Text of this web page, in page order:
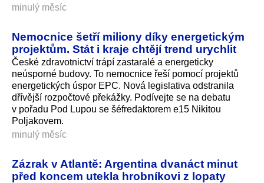
minulý měsíc
Nemocnice šetří miliony díky energetickým
projektům. Stát i kraje chtějí trend urychlit
České zdravotnictví trápí zastaralé a energeticky
neúsporné budovy. To nemocnice řeší pomocí projektů
energetických úspor EPC. Nová legislativa odstranila
dřívější rozpočtové překážky. Podívejte se na debatu
v pořadu Pod Lupou se šéfredaktorem e15 Nikitou
Poljakovem.
minulý měsíc
Zázrak v Atlantě: Argentina dvanáct minut
před koncem utekla hrobníkovi z lopaty